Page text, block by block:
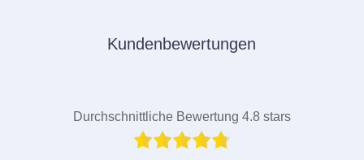
Kundenbewertungen
Durchschnittliche Bewertung 4.8 stars